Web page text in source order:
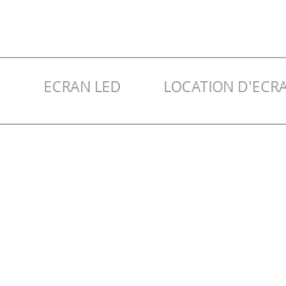
ECRAN LED LOCATION